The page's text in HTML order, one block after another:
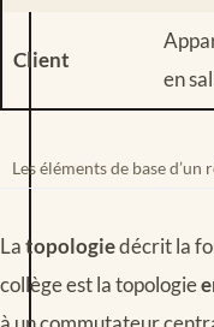
Client
en
Les éléments de base
Latopologiedécrit la
collège est la topologie